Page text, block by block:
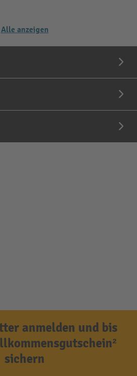
Alle anzeigen
anmelden und bis
sichern